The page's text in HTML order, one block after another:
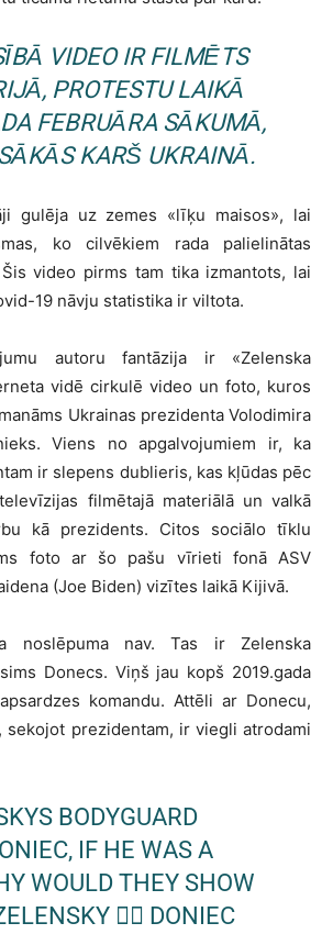
VIDEO IR FILMĒTS
PROTESTU LAIKĀ
FEBRUĀRA SĀKUMĀ,
KARŠ UKRAINĀ.
gulēja uz zemes «līķu maisos», lai
ko cilvēkiem rada palielinātas
video pirms tam tika izmantots, lai
19 nāvju statistika ir viltota.
autoru fantāzija ir «Zelenska
vidē cirkulē video un foto, kuros
Ukrainas prezidenta Volodimira
Viens no apgalvojumiem ir, ka
ir slepens dublieris, kas kļūdas pēc
filmētajā materiālā un valkā
kā prezidents. Citos sociālo tīklu
foto ar šo pašu vīrieti fonā ASV
(Joe Biden) vizītes laikā Kijivā.
noslēpuma nav. Tas ir Zelenska
Donecs. Viņš jau kopš 2019.gada
komandu. Attēli ar Donecu,
sekojot prezidentam, ir viegli atrodami
BODYGUARD
IF HE WAS A
WOULD THEY SHOW
🤦‍♂️ DONIEC